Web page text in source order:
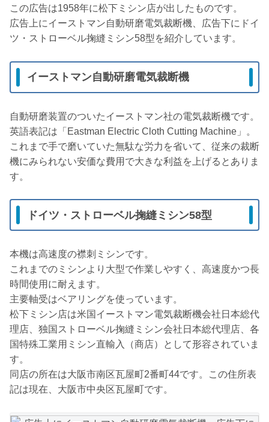
この広告は1958年に松下ミシン店が出したものです。
広告上にイーストマン自動研磨電気裁断機、広告下にドイ
ツ・ストローベル掬縫ミシン58型を紹介しています。
イーストマン自動研磨電気裁断機
自動研磨装置のついたイーストマン社の電気裁断機です。
英語表記は「Eastman Electric Cloth Cutting Machine」。
これまで手で磨いていた無駄な労力を省いて、従来の裁断
機にみられない安価な費用で大きな利益を上げるとありま
す。
ドイツ・ストローベル掬縫ミシン58型
本機は高速度の襟刺ミシンです。
これまでのミシンより大型で作業しやすく、高速度かつ長
時間使用に耐えます。
主要軸受はベアリングを使っています。
松下ミシン店は米国イーストマン電気裁断機会社日本総代
理店、独国ストローベル掬縫ミシン会社日本総代理店、各
国特殊工業用ミシン直輸入（商店）として形容されていま
す。
同店の所在は大阪市南区瓦屋町2番町44です。この住所表
記は現在、大阪市中央区瓦屋町です。